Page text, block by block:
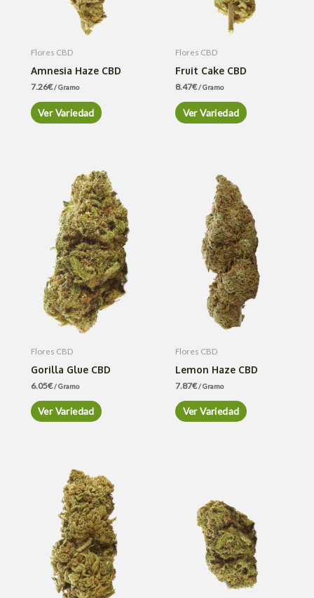
Flores CBD
Amnesia Haze CBD
7.26€/ Gramo
Ver Variedad
Flores CBD
Fruit Cake CBD
8.47€/ Gramo
Ver Variedad
Flores CBD
Gorilla Glue CBD
6.05€/ Gramo
Ver Variedad
Flores CBD
Lemon Haze CBD
7.87€/ Gramo
Ver Variedad